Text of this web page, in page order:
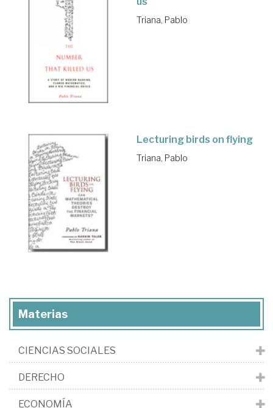
Triana, Pablo
Lecturing birds on flying
Triana, Pablo
Materias
CIENCIAS SOCIALES
DERECHO
ECONOMÍA